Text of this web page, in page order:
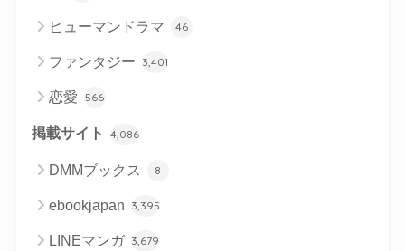
ヒューマンドラマ 46
ファンタジー 3,401
恋愛 566
掲載サイト 4,086
DMMブックス 8
ebookjapan 3,395
LINEマンガ 3,679